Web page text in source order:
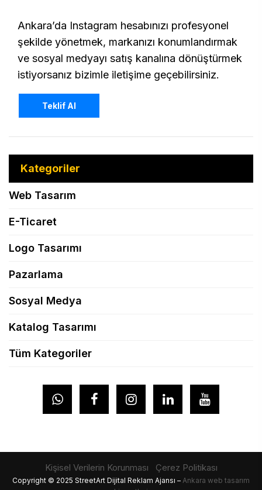
Ankara’da Instagram hesabınızı profesyonel
şekilde yönetmek, markanızı konumlandırmak
ve sosyal medyayı satış kanalına dönüştürmek
istiyorsanız bizimle iletişime geçebilirsiniz.
Teklif Al
Kategoriler
Web Tasarım
E-Ticaret
Logo Tasarımı
Pazarlama
Sosyal Medya
Katalog Tasarımı
Tüm Kategoriler
Kişisel Verilerin Korunması Çerez Politikası
Copyright © 2025 StreetArt Dijital Reklam Ajansı – Ankara web tasarım